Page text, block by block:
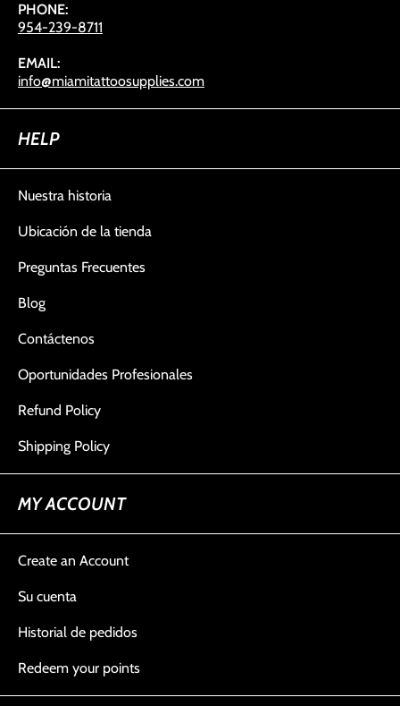
PHONE:
954-239-8711
EMAIL:
info@miamitattoosupplies.com
HELP
Nuestra historia
Ubicación de la tienda
Preguntas Frecuentes
Blog
Contáctenos
Oportunidades Profesionales
Refund Policy
Shipping Policy
MY ACCOUNT
Create an Account
Su cuenta
Historial de pedidos
Redeem your points